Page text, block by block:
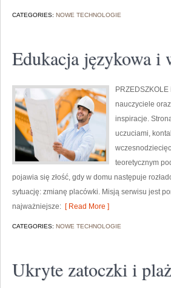
CATEGORIES: NOWE TECHNOLOGIE
Edukacja językowa i
nauczyciele
inspiracje.
uczuciami,
teoretycznym
pojawia się złość, gdy w domu następuje
sytuację: zmianę placówki. Misją serwisu jest
najważniejsze: [ Read More ]
CATEGORIES: NOWE TECHNOLOGIE
Ukryte zatoczki i